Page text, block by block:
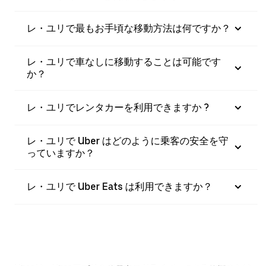
レ・ユリで最もお手頃な移動方法は何ですか？
レ・ユリで車なしに移動することは可能です
か？
レ・ユリでレンタカーを利用できますか ?
レ・ユリで Uber はどのように乗客の安全を守
っていますか？
レ・ユリで Uber Eats は利用できますか？